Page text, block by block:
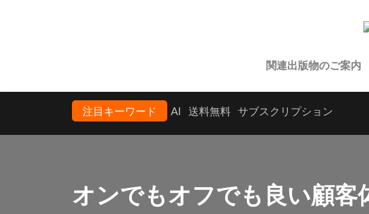
関連出版物のご案内
注目キーワード AI 送料無料 サブスクリプション
オンでもオフでも良い顧